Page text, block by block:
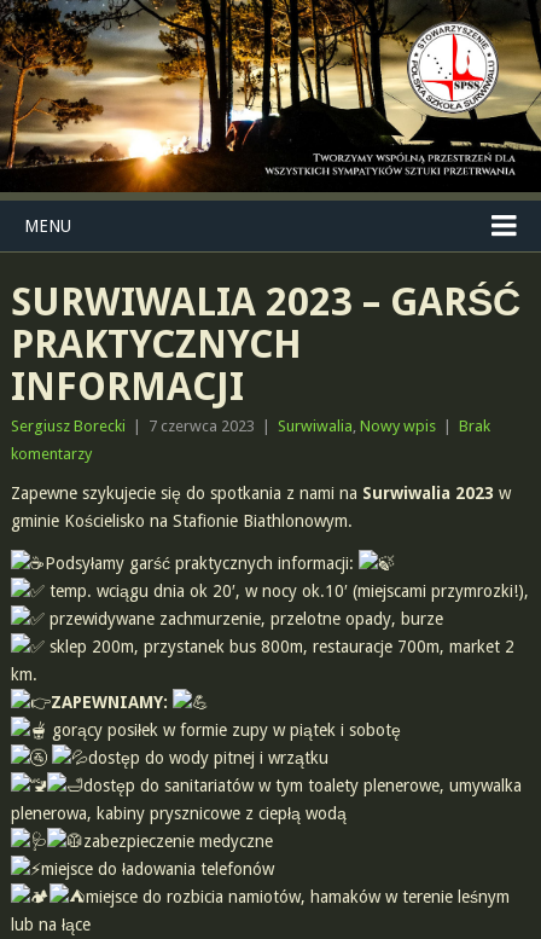
MENU
SURWIWALIA 2023 – GARŚĆ
PRAKTYCZNYCH
INFORMACJI
Sergiusz Borecki 7 czerwca 2023 Surwiwalia, Nowy wpis
Brak
komentarzy
Zapewne szykujecie się do spotkania z nami na Surwiwalia 2023 w
gminie Kościelisko na Stafionie Biathlonowym.
Podsyłamy garść praktycznych informacji:
temp. wciągu dnia ok 20′, w nocy ok.10′ (miejscami przymrozki!),
przewidywane zachmurzenie, przelotne opady, burze
sklep 200m, przystanek bus 800m, restauracje 700m, market 2
km.
ZAPEWNIAMY:
gorący posiłek w formie zupy w piątek i sobotę
dostęp do wody pitnej i wrzątku
dostęp do sanitariatów w tym toalety plenerowe, umywalka
plenerowa, kabiny prysznicowe z ciepłą wodą
zabezpieczenie medyczne
miejsce do ładowania telefonów
miejsce do rozbicia namiotów, hamaków w terenie leśnym
lub na łące